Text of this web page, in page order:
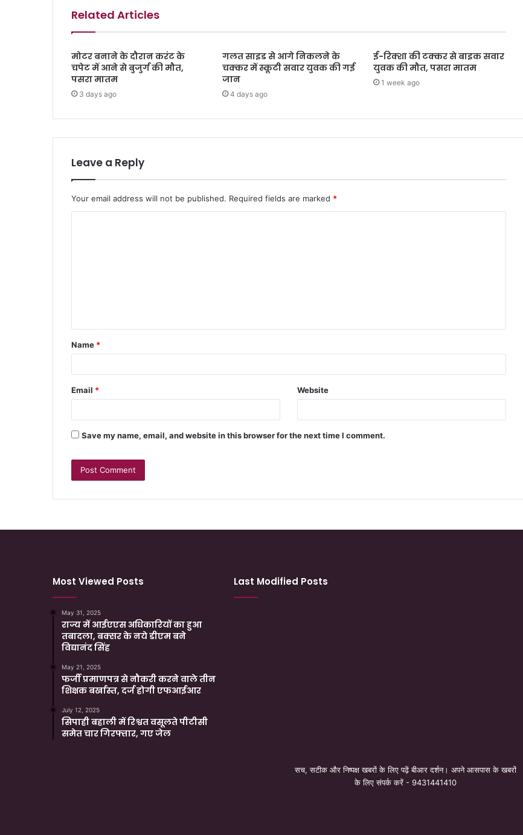
Related Articles
मोटर बनाने के दौरान करंट के
चपेट में आने से बुजुर्ग की मौत,
पसरा मातम
3 days ago
गलत साइड से आगे निकलने के
चक्कर में स्कूटी सवार युवक की गई
जान
4 days ago
ई-रिक्शा की टक्कर से बाइक सवार
युवक की मौत, पसरा मातम
1 week ago
Leave a Reply
Your email address will not be published. Required fields are marked *
Name *
Email * Website
Save my name, email, and website in this browser for the next time I comment.
Most Viewed Posts
May 31, 2025
राज्य में आईएएस अधिकारियों का हुआ
तबादला, बक्सर के नये डीएम बने
विद्यानंद सिंह
May 21, 2025
फर्जी प्रमाणपत्र से नौकरी करने वाले तीन
शिक्षक बर्खास्त, दर्ज होगी एफआईआर
July 12, 2025
सिपाही बहाली में रिश्वत वसूलते पीटीसी
समेत चार गिरफ्तार, गए जेल
Last Modified Posts
सच, सटीक और निष्पक्ष खबरों के लिए पढ़ें बीआर दर्शन। अपने आसपास के खबरों
के लिए संपर्क करें - 9431441410